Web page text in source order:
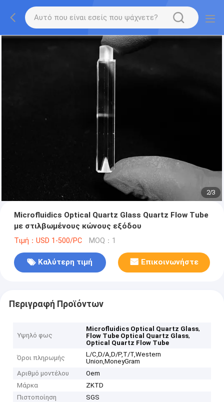
2/3
Microfluidics Optical Quartz Glass Quartz Flow Tube
με στιλβωμένους κώνους εξόδου
Τιμή：USD 1-500/PC MOQ：1
Καλύτερη τιμή Επικοινωνήστε
Περιγραφή Προϊόντων
Υψηλό φως
Microfluidics Optical Quartz Glass,
Flow Tube Optical Quartz Glass,
Optical Quartz Flow Tube
Όροι πληρωμής
L/C,D/A,D/P,T/T,Western
Union,MoneyGram
Αριθμό μοντέλου
Oem
Μάρκα
ZKTD
Πιστοποίηση
SGS